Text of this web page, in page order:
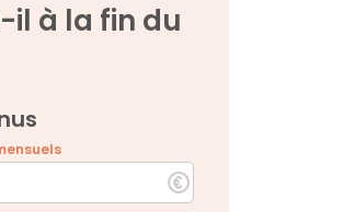
à la fin du